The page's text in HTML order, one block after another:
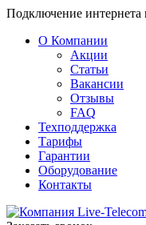
Подключение интернета
О Компании
Акции
Статьи
Вакансии
Отзывы
FAQ
Техподдержка
Тарифы
Гарантии
Оборудование
Контакты